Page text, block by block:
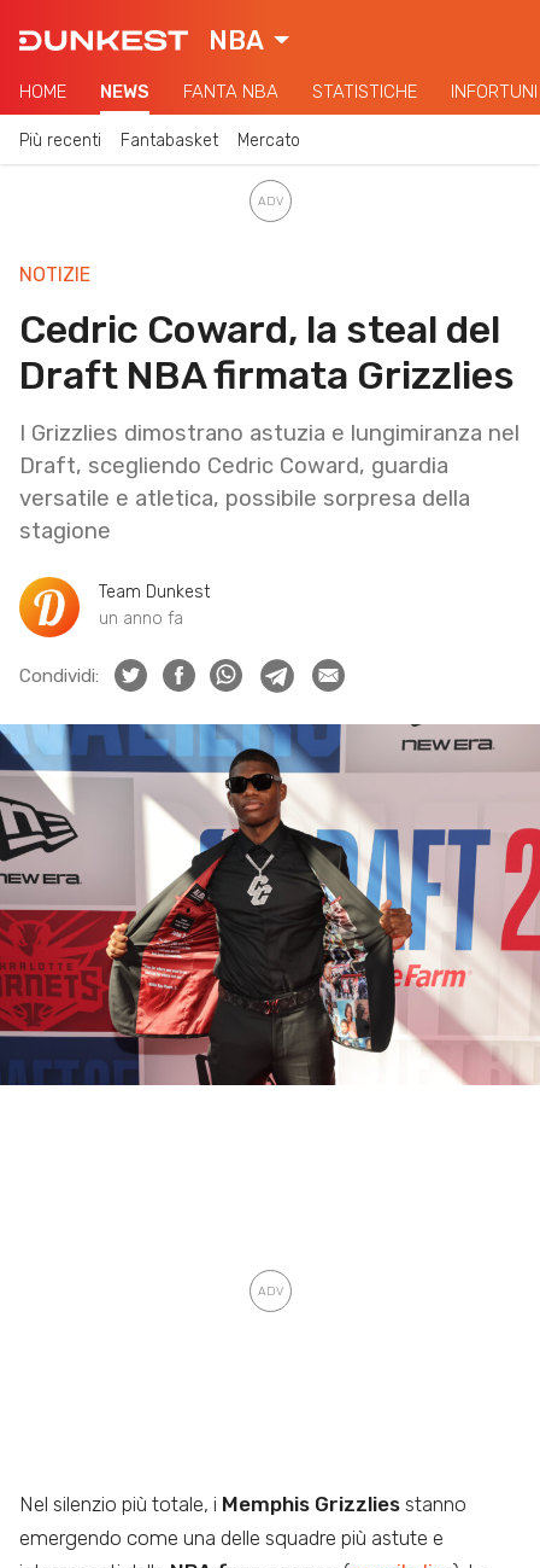
NBA
HOME NEWS FANTA NBA STATISTICHE INFORTUNI
Più recenti Fantabasket Mercato
NOTIZIE
Cedric Coward, la steal del
Draft NBA firmata Grizzlies
I Grizzlies dimostrano astuzia e lungimiranza nel
Draft, scegliendo Cedric Coward, guardia
versatile e atletica, possibile sorpresa della
stagione
Team Dunkest
un anno fa
Condividi:
Nel silenzio più totale, i Memphis Grizzlies stanno
emergendo come una delle squadre più astute e